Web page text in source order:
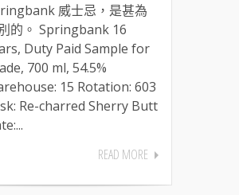
威士忌，是甚為
的。 Springbank 16
Duty Paid Sample for
700 ml, 54.5%
15 Rotation: 603
Re-charred Sherry Butt
READ MORE